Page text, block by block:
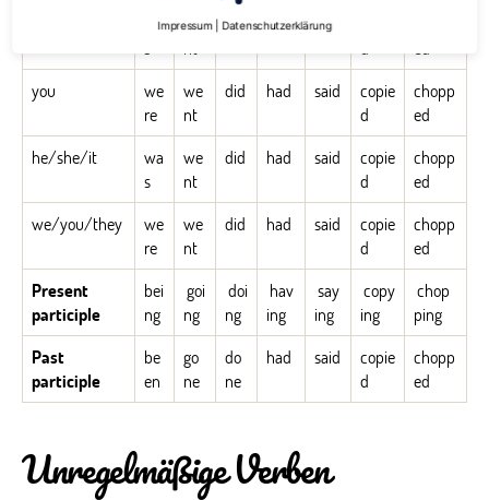
wa
we
did had said
you
we
re
we
nt
did had said
copie
d
chopp
ed
he/she/it
wa
s
we
nt
did had said
copie
d
chopp
ed
we/you/they
we
re
we
nt
did had said
copie
d
chopp
ed
Present
participle
bei
ng
goi
ng
doi
ng
hav
ing
say
ing
copy
ing
chop
ping
Past
participle
be
en
go
ne
do
ne
had said
copie
d
chopp
ed
Unregelmäßige Verben
Impressum Datenschutzerklärung